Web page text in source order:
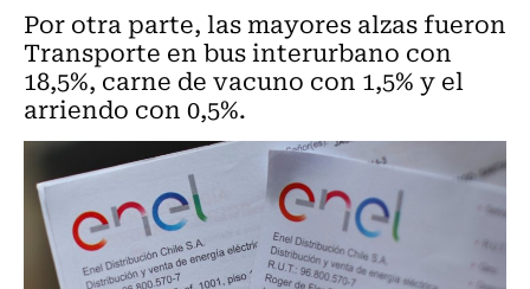
Por otra parte, las mayores alzas fueron
Transporte en bus interurbano con
18,5%, carne de vacuno con 1,5% y el
arriendo con 0,5%.